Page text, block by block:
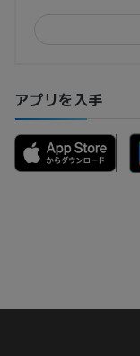
アプリを入手